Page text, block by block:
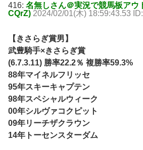
416: 名無しさん＠実況で競馬板アウ
CQrZ) 2024/02/01(木) 18:59:43.53
【きさらぎ賞男】
武豊騎手×きさらぎ賞
(6.7.3.11) 勝率22.2％ 複勝率59.3%
88年マイネルフリッセ
95年スキーキャプテン
98年スペシャルウィーク
00年シルヴァコクピット
09年リーチザクラウン
14年トーセンスターダム